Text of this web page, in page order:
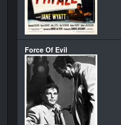
Force Of Evil